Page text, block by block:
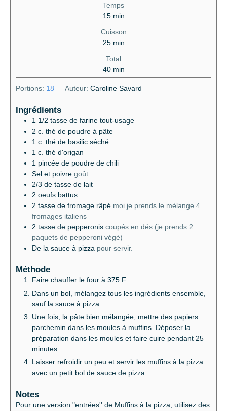
Temps
15 min
Cuisson
25 min
Total
40 min
Portions: 18 Auteur:Caroline Savard
Ingrédients
1 1/2 tasse de farine tout-usage
2 c. thé de poudre à pâte
1 c. thé de basilic séché
1 c. thé d'origan
1 pincée de poudre de chili
Sel et poivre goût
2/3 de tasse de lait
2 oeufs battus
2 tasse de fromage râpé moi je prends le mélange 4
fromages italiens
2 tasse de pepperonis coupés en dés (je prends 2
paquets de pepperoni végé)
De la sauce à pizza pour servir.
Méthode
Faire chauffer le four à 375 F.
Dans un bol, mélangez tous les ingrédients ensemble,
sauf la sauce à pizza.
Une fois, la pâte bien mélangée, mettre des papiers
parchemin dans les moules à muffins. Déposer la
préparation dans les moules et faire cuire pendant 25
minutes.
Laisser refroidir un peu et servir les muffins à la pizza
avec un petit bol de sauce de pizza.
Notes
Pour une version "entrées'' de Muffins à la pizza, utilisez des